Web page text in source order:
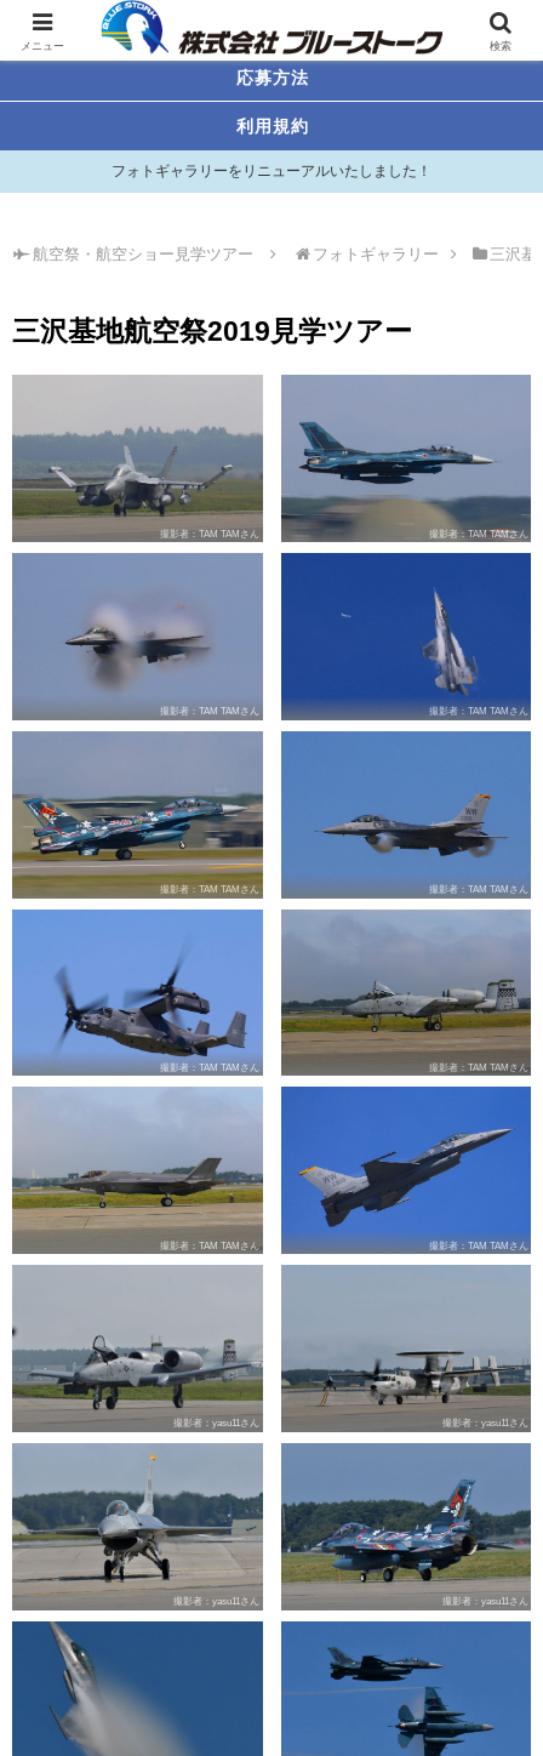
航空祭・航空ショー見学ツアー
応募方法
利用規約
フォトギャラリーをリニューアルいたしました！
航空祭・航空ショー見学ツアー フォトギャラリー 三沢基
三沢基地航空祭2019見学ツアー
撮影者：TAM TAMさん 撮影者：TAM TAMさん
撮影者：TAM TAMさん 撮影者：TAM TAMさん
撮影者：TAM TAMさん 撮影者：TAM TAMさん
撮影者：TAM TAMさん 撮影者：TAM TAMさん
撮影者：TAM TAMさん 撮影者：TAM TAMさん
撮影者：yasu11さん 撮影者：yasu11さん
撮影者：yasu11さん 撮影者：yasu11さん
メニュー 検索